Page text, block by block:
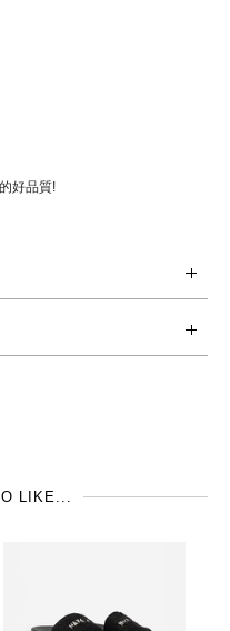
好品質!
成功的席捲全球爸媽還有小朋友的
LIKE...